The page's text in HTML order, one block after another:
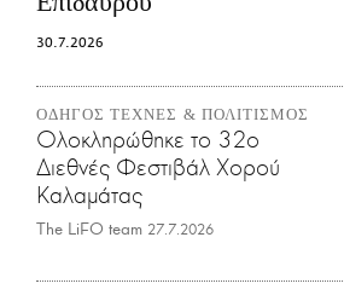
30.7.2026
ΟΔΗΓΟΣ ΤΕΧΝΕΣ & ΠΟΛΙΤΙΣΜΟΣ
Ολοκληρώθηκε το 32ο
Διεθνές Φεστιβάλ Χορού
Καλαμάτας
The LiFO team 27.7.2026